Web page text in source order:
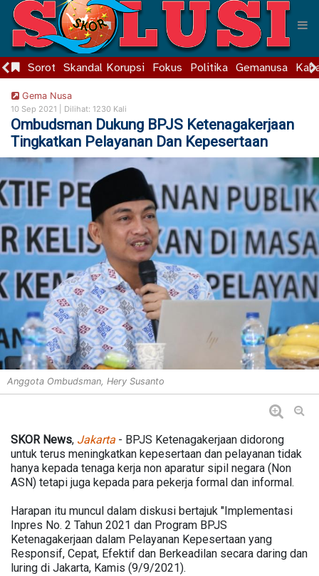
Sorot Skandal Korupsi Fokus Politika Gemanusa
Gema Nusa
10 Sep 2021 | Dilihat: 1230 Kali
Ombudsman Dukung BPJS Ketenagakerjaan
Tingkatkan Pelayanan Dan Kepesertaan
Anggota Ombudsman, Hery Susanto
SKOR News, Jakarta - BPJS Ketenagakerjaan didorong
untuk terus meningkatkan kepesertaan dan pelayanan tidak
hanya kepada tenaga kerja non aparatur sipil negara (Non
ASN) tetapi juga kepada para pekerja formal dan informal.
Harapan itu muncul dalam diskusi bertajuk "Implementasi
Inpres No. 2 Tahun 2021 dan Program BPJS
Ketenagakerjaan dalam Pelayanan Kepesertaan yang
Responsif, Cepat, Efektif dan Berkeadilan secara daring dan
luring di Jakarta, Kamis (9/9/2021).